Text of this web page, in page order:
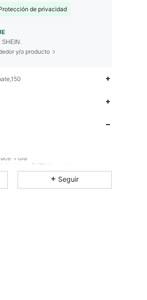
de privacidad
y/o producto
3.7K
Seguir